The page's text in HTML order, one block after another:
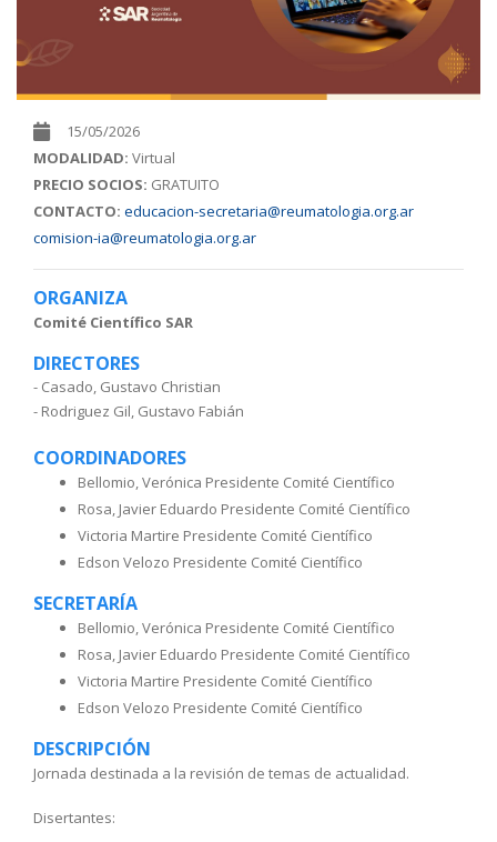
15/05/2026
MODALIDAD: Virtual
PRECIO SOCIOS: GRATUITO
CONTACTO: educacion-secretaria@reumatologia.org.ar
comision-ia@reumatologia.org.ar
ORGANIZA
Comité Científico SAR
DIRECTORES
- Casado, Gustavo Christian
- Rodriguez Gil, Gustavo Fabián
COORDINADORES
Bellomio, Verónica Presidente Comité Científico
Rosa, Javier Eduardo Presidente Comité Científico
Victoria Martire Presidente Comité Científico
Edson Velozo Presidente Comité Científico
SECRETARÍA
Bellomio, Verónica Presidente Comité Científico
Rosa, Javier Eduardo Presidente Comité Científico
Victoria Martire Presidente Comité Científico
Edson Velozo Presidente Comité Científico
DESCRIPCIÓN
Jornada destinada a la revisión de temas de actualidad.
Disertantes: